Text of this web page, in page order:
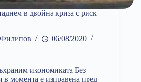
в двойна криза с риск
06/08/2020
икономиката Без
в момента е изправена пред